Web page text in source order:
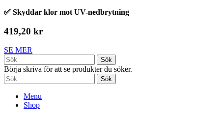
✅ Skyddar klor mot UV-nedbrytning
419,20 kr
SE MER
Sök
Börja skriva för att se produkter du söker.
Sök
Menu
Shop